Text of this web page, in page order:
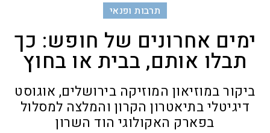
תרבות ופנאי
ימים אחרונים של חופש: כך
תבלו אותם, בבית או בחוץ
ביקור במוזיאון המוזיקה בירושלים, אוגוסט
דיגיטלי בתיאטרון הקרון והמלצה למסלול
בפארק האקולוגי הוד השרון